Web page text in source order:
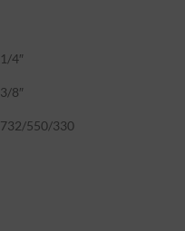
1/4″
3/8″
732/550/330